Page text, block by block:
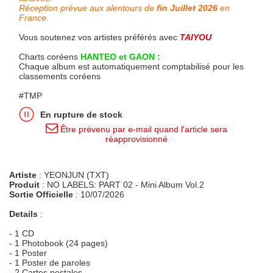
Réception prévue aux alentours de fin Juillet 2026 en
France.
Vous soutenez vos artistes préférés avec TAIYOU
Charts coréens HANTEO et GAON :
Chaque album est automatiquement comptabilisé pour les
classements coréens
#TMP
En rupture de stock
Être prévenu par e-mail quand l'article sera
réapprovisionné
Artiste : YEONJUN (TXT)
Produit : NO LABELS: PART 02 - Mini Album Vol.2
Sortie Officielle : 10/07/2026
Details :
- 1 CD
- 1 Photobook (24 pages)
- 1 Poster
- 1 Poster de paroles